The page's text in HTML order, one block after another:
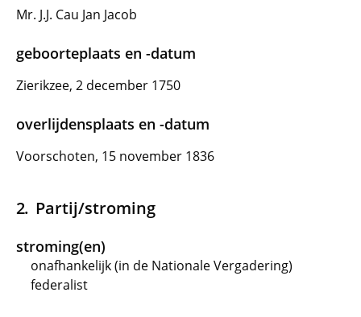
Mr. J.J. Cau Jan Jacob
geboorteplaats en -datum
Zierikzee, 2 december 1750
overlijdensplaats en -datum
Voorschoten, 15 november 1836
Partij/stroming
stroming(en)
onafhankelijk (in de Nationale Vergadering)
federalist